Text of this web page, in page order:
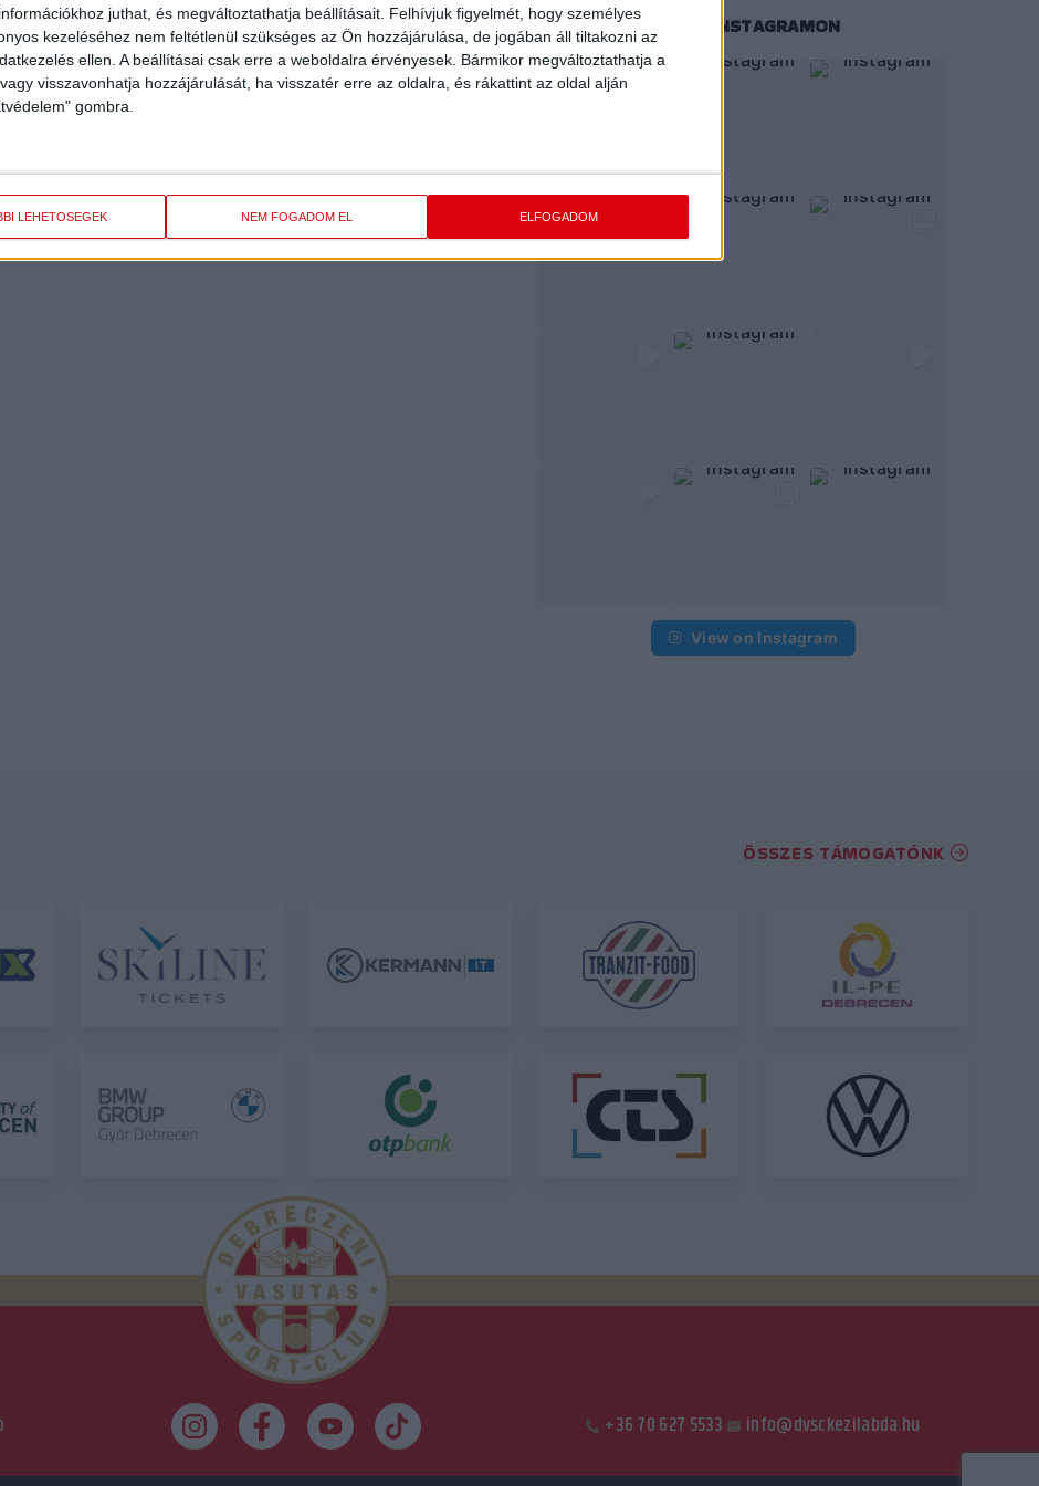
juthat, és megváltoztathatja beállításait. Felhívjuk figyelmét, hogy személyes
kezeléséhez nem feltétlenül szükséges az Ön hozzájárulása, de jogában áll tiltakozni az
ellen. A beállításai csak erre a weboldalra érvényesek. Bármikor megváltoztathatja a
visszavonhatja hozzájárulását, ha visszatér erre az oldalra, és rákattint az oldal alján
gombra.
LEHETŐSÉGEK NEM FOGADOM EL ELFOGADOM
KÖVESS MINKET INSTAGRAMON
View on Instagram
ÖSSZES TÁMOGATÓNK
+36 70 627 5533 info@dvsckezilabda.hu